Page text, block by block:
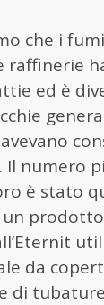
che i
raffinerie
ed è
Il numero
è stato
un prodotto
da
di tubature